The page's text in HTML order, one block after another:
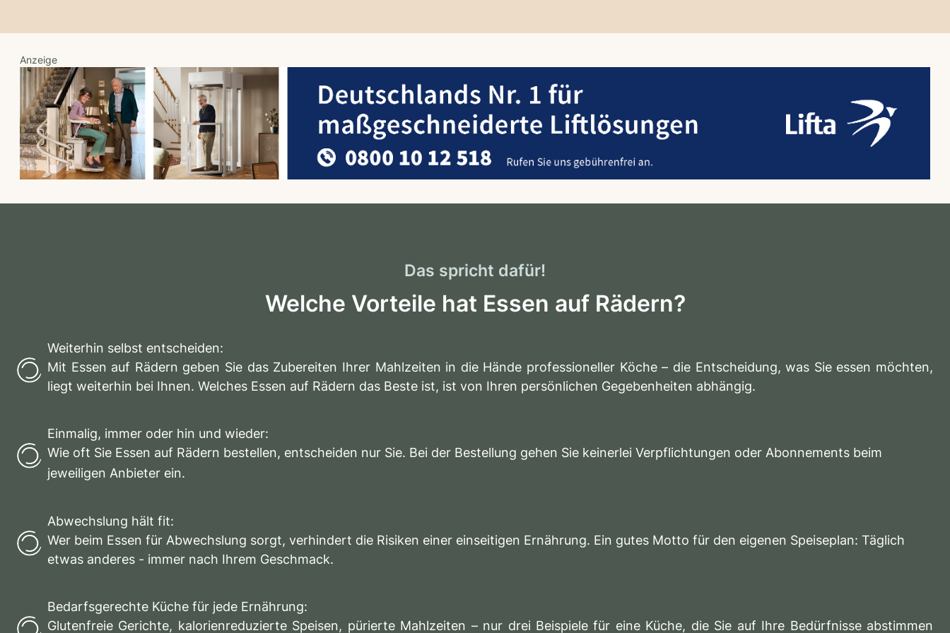
Anzeige
Welche Vorteile hat Essen auf Rädern?
Das spricht dafür!
Weiterhin selbst entscheiden:
Mit Essen auf Rädern geben Sie das Zubereiten Ihrer Mahlzeiten in die Hände professioneller Köche – die Entscheidung, was Sie essen möchten,
liegt weiterhin bei Ihnen. Welches Essen auf Rädern das Beste ist, ist von Ihren persönlichen Gegebenheiten abhängig.
Einmalig, immer oder hin und wieder:
Wie oft Sie Essen auf Rädern bestellen, entscheiden nur Sie. Bei der Bestellung gehen Sie keinerlei Verpflichtungen oder Abonnements beim
jeweiligen Anbieter ein.
Abwechslung hält fit:
Wer beim Essen für Abwechslung sorgt, verhindert die Risiken einer einseitigen Ernährung. Ein gutes Motto für den eigenen Speiseplan: Täglich
etwas anderes - immer nach Ihrem Geschmack.
Bedarfsgerechte Küche für jede Ernährung:
Glutenfreie Gerichte, kalorienreduzierte Speisen, pürierte Mahlzeiten – nur drei Beispiele für eine Küche, die Sie auf Ihre Bedürfnisse abstimmen